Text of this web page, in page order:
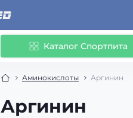
Каталог Спортпита
Аминокислоты Аргинин
Аргинин